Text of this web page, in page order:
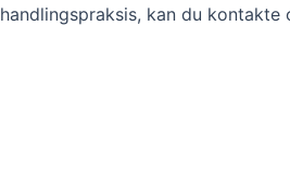
kan du kontakte